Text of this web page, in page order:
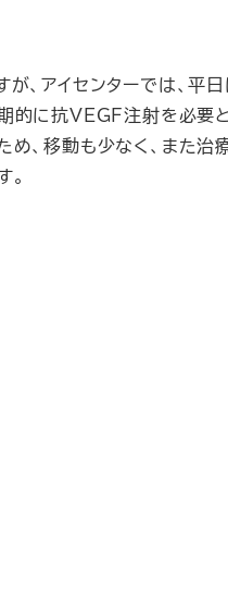
アイセンターでは、平
的に抗VEGF注射を必要
移動も少なく、また治療
。